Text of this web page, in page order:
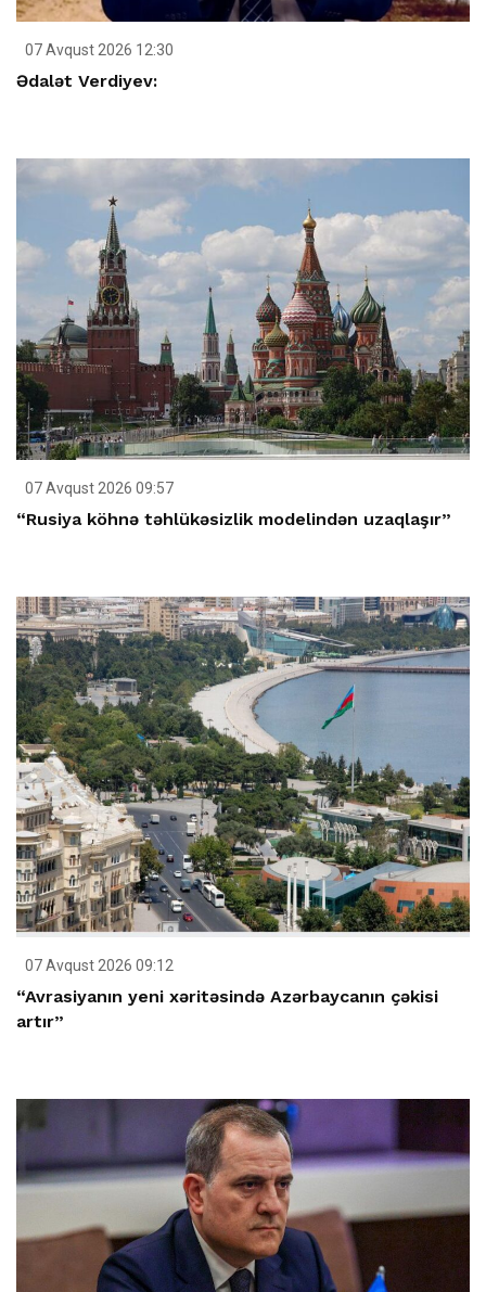
07 Avqust 2026 12:30
Ədalət Verdiyev:
07 Avqust 2026 09:57
“Rusiya köhnə təhlükəsizlik modelindən uzaqlaşır”
07 Avqust 2026 09:12
“Avrasiyanın yeni xəritəsində Azərbaycanın çəkisi
artır”